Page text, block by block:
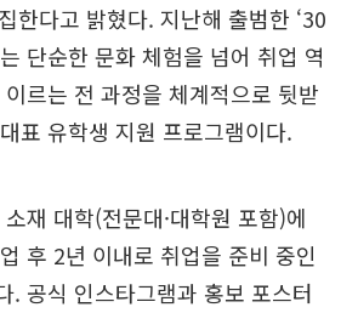
한다고 밝혔다. 지난해 출범한 ‘30
단순한 문화 체험을 넘어 취업 역
르는 전 과정을 체계적으로 뒷받
표 유학생 지원 프로그램이다.
재 대학(전문대·대학원 포함)에
후 2년 이내로 취업을 준비 중인
. 공식 인스타그램과 홍보 포스터